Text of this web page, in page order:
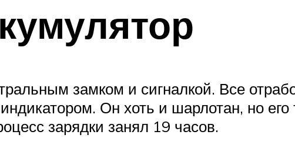
замком и сигналкой. Все
Он хоть и шарлотан, но его
зарядки занял 19 часов.